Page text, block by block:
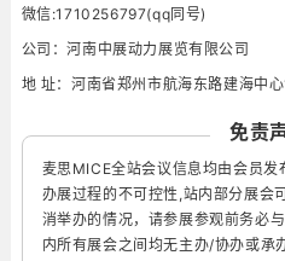
微信:1710256797(qq同号)
公司：河南中展动力展览有限公司
地 址：河南省郑州市航海东路建海中
免责
麦思MICE全站会议信息均由会员发
办展过程的不可控性,站内部分展会
消举办的情况，请参展参观前务必
内所有展会之间均无主办/协办或承